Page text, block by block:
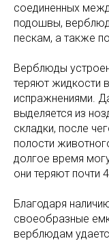
соединенных
подошвы,
пескам, а также
Верблюды
теряют жидкости
испражнениями.
выделяется из
складки, после
полости
долгое время
они теряют почти
Благодаря
своеобразные
верблюдам